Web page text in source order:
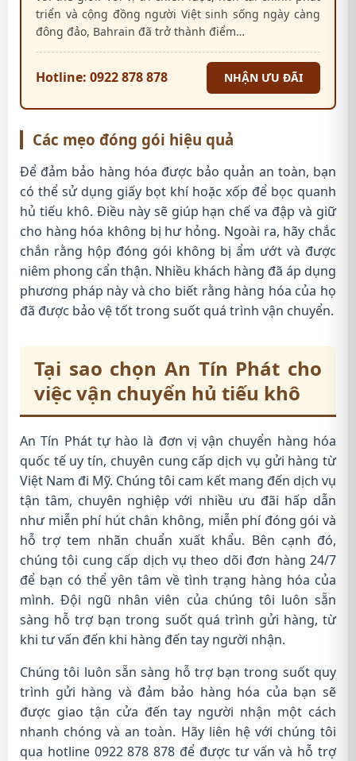
triển và cộng đồng người Việt sinh sống ngày càng
đông đảo, Bahrain đã trở thành điểm…
Hotline: 0922 878 878 NHẬN ƯU ĐÃI
Các mẹo đóng gói hiệu quả
Để đảm bảo hàng hóa được bảo quản an toàn, bạn
có thể sử dụng giấy bọt khí hoặc xốp để bọc quanh
hủ tiếu khô. Điều này sẽ giúp hạn chế va đập và giữ
cho hàng hóa không bị hư hỏng. Ngoài ra, hãy chắc
chắn rằng hộp đóng gói không bị ẩm ướt và được
niêm phong cẩn thận. Nhiều khách hàng đã áp dụng
phương pháp này và cho biết rằng hàng hóa của họ
đã được bảo vệ tốt trong suốt quá trình vận chuyển.
Tại sao chọn An Tín Phát cho
việc vận chuyển hủ tiếu khô
An Tín Phát tự hào là đơn vị vận chuyển hàng hóa
quốc tế uy tín, chuyên cung cấp dịch vụ gửi hàng từ
Việt Nam đi Mỹ. Chúng tôi cam kết mang đến dịch vụ
tận tâm, chuyên nghiệp với nhiều ưu đãi hấp dẫn
như miễn phí hút chân không, miễn phí đóng gói và
hỗ trợ tem nhãn chuẩn xuất khẩu. Bên cạnh đó,
chúng tôi cung cấp dịch vụ theo dõi đơn hàng 24/7
để bạn có thể yên tâm về tình trạng hàng hóa của
mình. Đội ngũ nhân viên của chúng tôi luôn sẵn
sàng hỗ trợ bạn trong suốt quá trình gửi hàng, từ
khi tư vấn đến khi hàng đến tay người nhận.
Chúng tôi luôn sẵn sàng hỗ trợ bạn trong suốt quy
trình gửi hàng và đảm bảo hàng hóa của bạn sẽ
được giao tận cửa đến tay người nhận một cách
nhanh chóng và an toàn. Hãy liên hệ với chúng tôi
qua hotline 0922 878 878 để được tư vấn và hỗ trợ